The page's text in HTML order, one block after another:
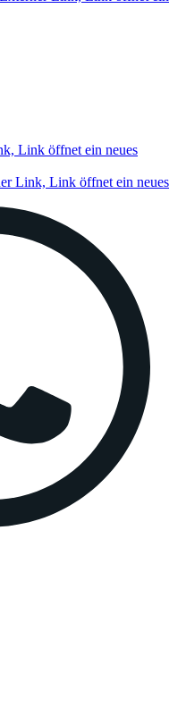
Link öffnet ein neues
Link, Link öffnet ein neues